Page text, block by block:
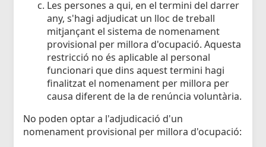
Les persones a qui, en el termini del darrer
any, s'hagi adjudicat un lloc de treball
mitjançant el sistema de nomenament
provisional per millora d'ocupació. Aquesta
restricció no és aplicable al personal
funcionari que dins aquest termini hagi
finalitzat el nomenament per millora per
causa diferent de la de renúncia voluntària.
No poden optar a l'adjudicació d'un
nomenament provisional per millora d'ocupació: